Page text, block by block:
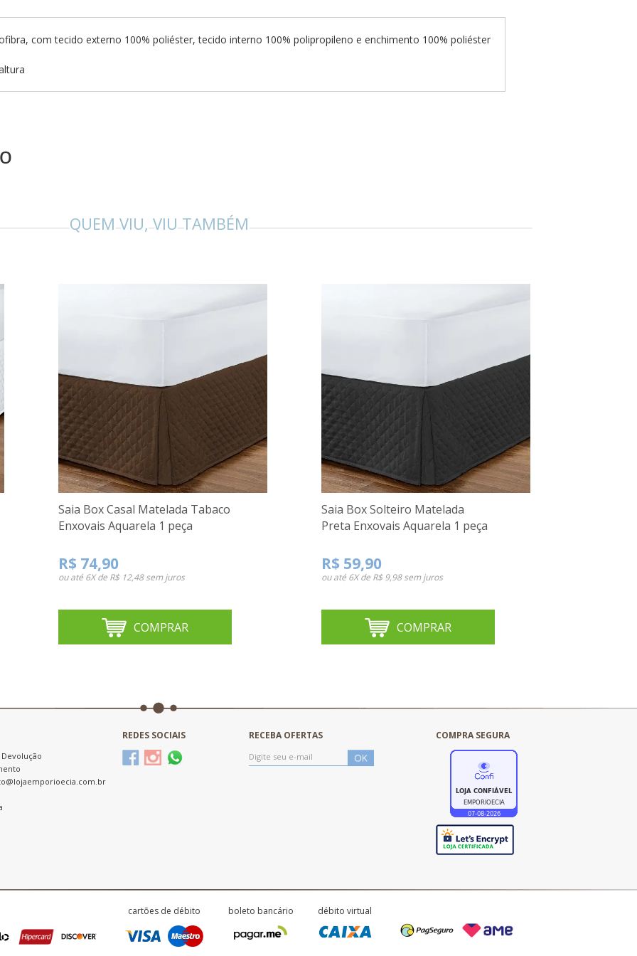
com tecido externo 100% poliéster, tecido interno 100% polipropileno e enchimento 100% poliéster
QUEM VIU, VIU TAMBÉM
Saia Box Casal Matelada Tabaco
Enxovais Aquarela 1 peça
R$ 74,90
ou até 6X de R$ 12,48sem juros
COMPRAR
Saia Box Solteiro Matelada
Preta Enxovais Aquarela 1 peça
R$ 59,90
ou até 6X de R$ 9,98sem juros
COMPRAR
REDES SOCIAIS RECEBA OFERTAS COMPRA SEGURA
cartões de débito boleto bancário débito virtual